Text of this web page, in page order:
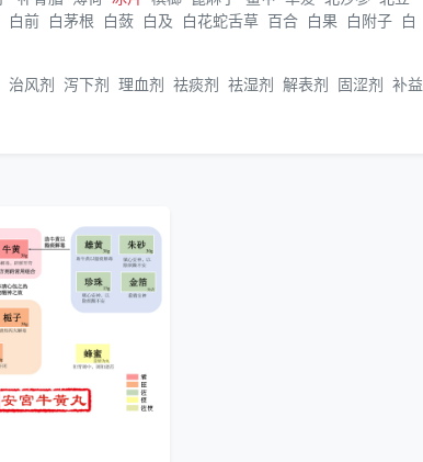
白前 白茅根 白蔹 白及 白花蛇舌草 百合 白果 白附子 白
治风剂 泻下剂 理血剂 祛痰剂 祛湿剂 解表剂 固涩剂 补益